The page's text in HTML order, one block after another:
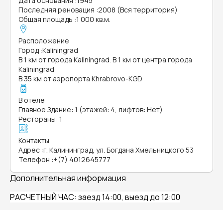
Последняя реновация :2008 (Вся территория)
Общая площадь :1 000 кв.м.
Расположение
Город :Kaliningrad
В 1 км от города Kaliningrad. В 1 км от центра города
Kaliningrad
В 35 км от аэропорта Khrabrovo-KGD
В отеле
Главное Здание: 1 (этажей: 4, лифтов: Нет)
Рестораны: 1
Контакты
Адрес :г. Калининград, ул. Богдана Хмельницкого 53
Телефон :+(7) 4012645777
Дополнительная информация
РАСЧЕТНЫЙ ЧАС: заезд 14:00, выезд до 12:00